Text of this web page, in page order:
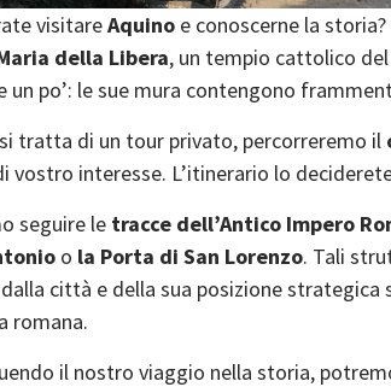
visitareAquino e conoscerne la
della Libera, un tempio cattolico
un po’: le sue mura contengono
tratta di un tour privato, percorreremo il
vostro interesse. L’itinerario lo
seguire le tracce dell’Antico Impero
o la Porta di San Lorenzo. Tali
città e della sua posizione strategica
romana.
il nostro viaggio nella storia,